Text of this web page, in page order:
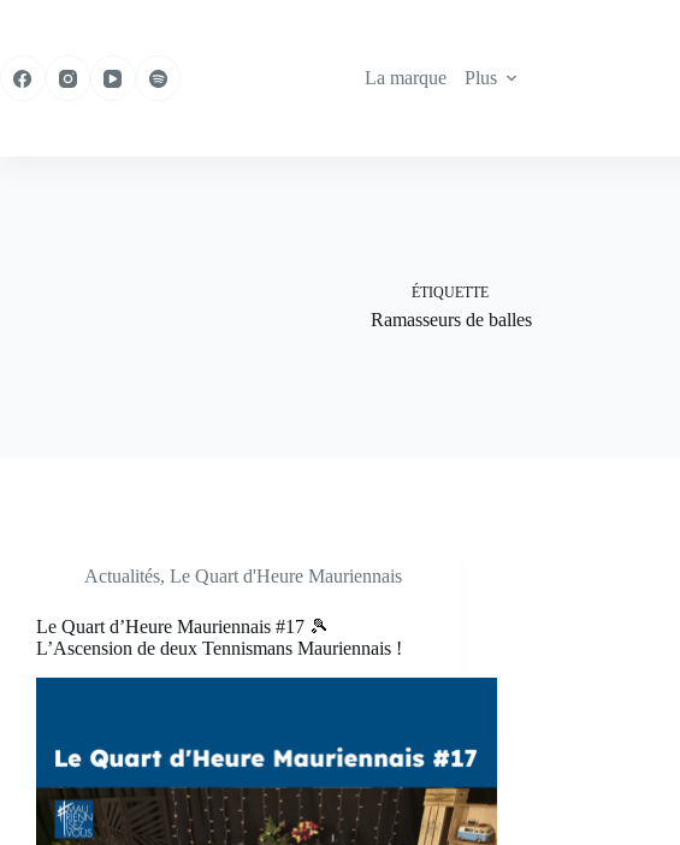
La marque
Plus
ÉTIQUETTE
Ramasseurs de balles
Actualités, Le Quart d'Heure Mauriennais
Le Quart d’Heure Mauriennais #17 🎾
L’Ascension de deux Tennismans Mauriennais !